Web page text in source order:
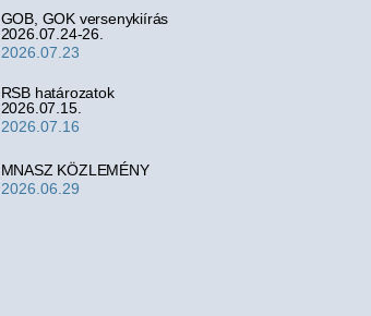
GOB, GOK versenykiírás
2026.07.24-26.
2026.07.23
RSB határozatok
2026.07.15.
2026.07.16
MNASZ KÖZLEMÉNY
2026.06.29